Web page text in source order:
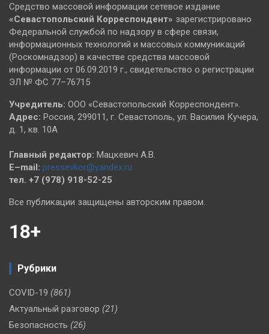
Средство массовой информации сетевое издание
«Севастопольский Корреспондент» зарегистрировано
Федеральной службой по надзору в сфере связи,
информационных технологий и массовых коммуникаций
(Роскомнадзор) в качестве средства массовой
информации от 06.09.2019 г., свидетельство о регистрации
ЭЛ № ФС 77–76715
Учредитель: ООО «Севастопольский Корреспондент».
Адрес: Россия, 299011, г. Севастополь, ул. Василия Кучера,
д. 1, кв. 10А
Главный редактор: Мацкевич А.В.
E–mail: pressevkor@yandex.ru
тел. +7 (978) 918-52-25
Все публикации защищены авторским правом.
18+
Рубрики
COVID-19 (861)
Актуальный разговор (21)
Безопасность (26)